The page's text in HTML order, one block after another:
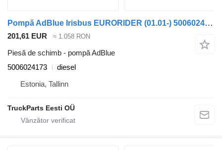
Pompă AdBlue Irisbus EURORIDER (01.01-) 5006024173 pentru autobuz Irisbus Access, Evadys, Axer, Karosa, Recreo, Domino, Agora, Citelis, Eurorider (1999-)
201,61 EUR ≈ 1.058 RON
Piesă de schimb - pompă AdBlue
5006024173
diesel
Estonia, Tallinn
TruckParts Eesti OÜ